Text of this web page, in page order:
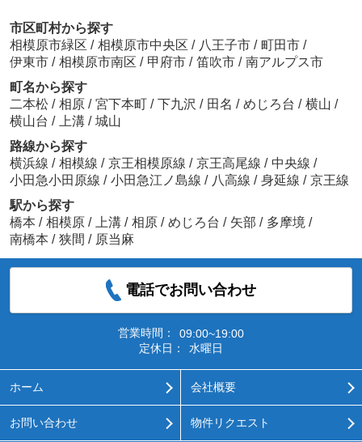
市区町村から探す
相模原市緑区 / 相模原市中央区 / 八王子市 / 町田市 /
伊東市 / 相模原市南区 / 甲府市 / 笛吹市 / 南アルプス市
町名から探す
二本松 / 相原 / 宮下本町 / 下九沢 / 田名 / めじろ台 / 横山 /
横山台 / 上溝 / 城山
路線から探す
横浜線 / 相模線 / 京王相模原線 / 京王高尾線 / 中央線 /
小田急小田原線 / 小田急江ノ島線 / 八高線 / 身延線 / 京王線
駅から探す
橋本 / 相模原 / 上溝 / 相原 / めじろ台 / 矢部 / 多摩境 /
南橋本 / 狭間 / 原当麻
電話でお問い合わせ
営業時間：
09:00~19:00
定休日：
水曜日
ホーム 会社概要
お問い合わせ 物件リクエスト